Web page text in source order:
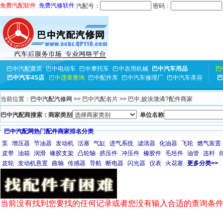
免费汽配软件 免费汽修软件 汽配号： 密码：
巴中汽配黄页 巴中电动车 巴中摩托车 巴中农用机械
巴中汽车用品
巴中汽车4S店
巴中违章查询 巴中配件库 巴中汽车修理厂 巴中汽车美容
当前位置： 巴中汽配汽修网 >> 巴中汽配名片 >> 巴中,姣涘澂浠?配件商家
巴中汽配商搜索：商家类别 单位名称
巴中汽配网热门配件商家排名分类
泵
增压器 节油器 发动机 活塞 气缸 进气系统 滤清器 化油器 飞轮 燃气装置
皮带 油箱 润滑 橡胶支架 凸轮轴 挤压件 冲压件 橡胶件 毛坯件 油管 连杆
皮轮 发动机悬置 曲轴 传感器 导航 断电器 闪光器 仪表 火花塞 更多分类>>
当前没有找到您要找的任何记录或者您没有输入合适的查询条